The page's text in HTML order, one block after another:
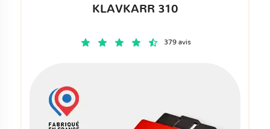
KLAVKARR 310
379 avis